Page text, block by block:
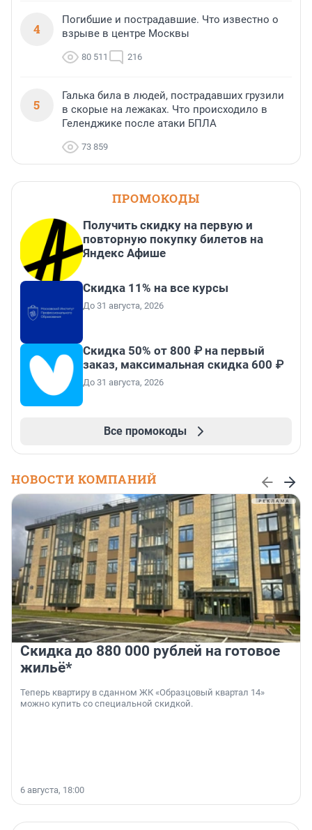
4
Погибшие и пострадавшие. Что известно о
взрыве в центре Москвы
80 511 216
5
Галька била в людей, пострадавших грузили
в скорые на лежаках. Что происходило в
Геленджике после атаки БПЛА
73 859
ПРОМОКОДЫ
Получить скидку на первую и
повторную покупку билетов на
Яндекс Афише
Скидка 11% на все курсы
До 31 августа, 2026
Скидка 50% от 800 ₽ на первый
заказ, максимальная скидка 600 ₽
До 31 августа, 2026
Все промокоды
НОВОСТИ КОМПАНИЙ
Скидка до 880 000 рублей на готовое
жильё*
Теперь квартиру в сданном ЖК «Образцовый квартал 14»
можно купить со специальной скидкой.
6 августа, 18:00